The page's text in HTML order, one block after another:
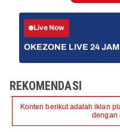
Live Now
OKEZONE LIVE 24 JAM